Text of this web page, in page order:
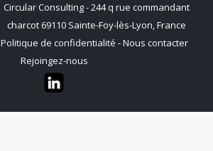
Circular Consulting - 244 q rue commandant
charcot 69110 Sainte-Foy-lès-Lyon, France
Politique de confidentialité -Nous contacter
Rejoingez-nous